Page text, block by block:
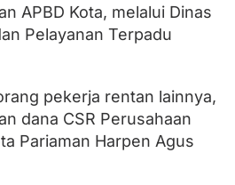
APBD Kota, melalui Dinas
Pelayanan Terpadu
pekerja rentan lainnya,
dana CSR Perusahaan
Pariaman Harpen Agus